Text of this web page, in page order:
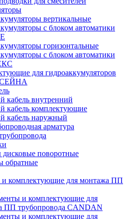
вертикальные
с блоком автоматики
горизонтальные
с блоком автоматики
для гидроаккумуляторов
кабель внутренний
кабель комплектующие
кабель наружный
арматура
дисковые поворотные
обратные
комплектующие для монтажа ПП
и комплектующие для
ПП трубопровода CANDAN
и комплектующие для